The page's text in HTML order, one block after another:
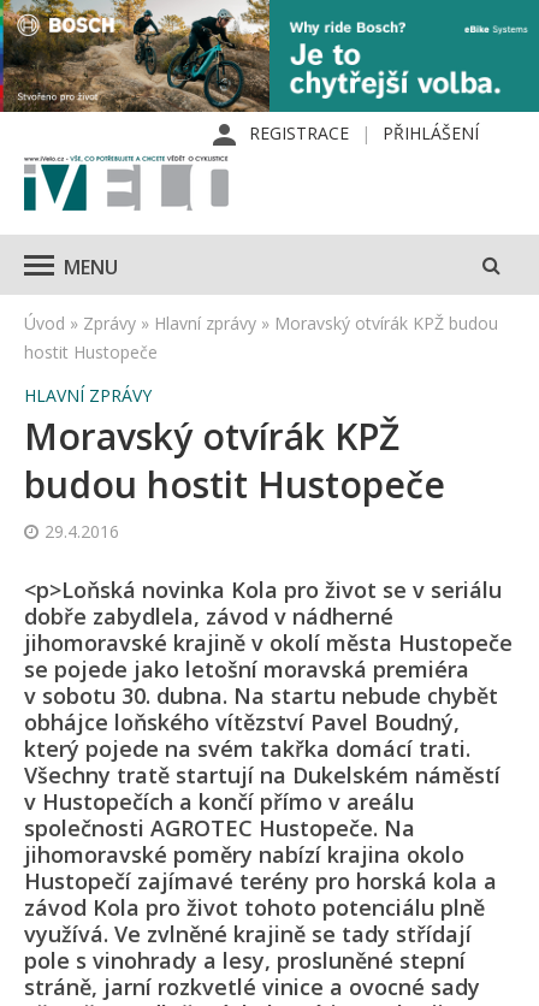
REGISTRACE PŘIHLÁŠENÍ
MENU
Úvod » Zprávy » Hlavní zprávy » Moravský otvírák KPŽ budou
hostit Hustopeče
HLAVNÍ ZPRÁVY
Moravský otvírák KPŽ
budou hostit Hustopeče
29.4.2016
<p>Loňská novinka Kola pro život se v seriálu
dobře zabydlela, závod v nádherné
jihomoravské krajině v okolí města Hustopeče
se pojede jako letošní moravská premiéra
v sobotu 30. dubna. Na startu nebude chybět
obhájce loňského vítězství Pavel Boudný,
který pojede na svém takřka domácí trati.
Všechny tratě startují na Dukelském náměstí
v Hustopečích a končí přímo v areálu
společnosti AGROTEC Hustopeče. Na
jihomoravské poměry nabízí krajina okolo
Hustopečí zajímavé terény pro horská kola a
závod Kola pro život tohoto potenciálu plně
využívá. Ve zvlněné krajině se tady střídají
pole s vinohrady a lesy, prosluněné stepní
stráně, jarní rozkvetlé vinice a ovocné sady